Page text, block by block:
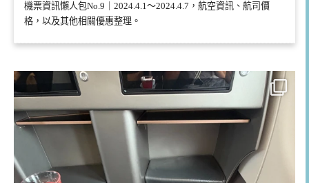
機票資訊懶人包No.9｜2024.4.1～2024.4.7，航空資訊、航司價
格，以及其他相關優惠整理。